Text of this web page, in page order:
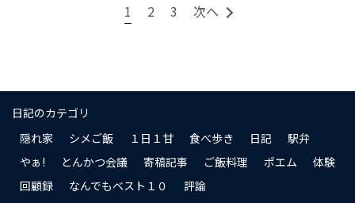
1 2 3 次へ
日記のカテゴリ
隠れ家
シメご飯 １日１甘 食べ歩き 日記
駅弁
やぁ!
とんかつ会議 寄稿記事 ご飯料理 ポエム
体験
回顧録
なんでもベスト１０
評論